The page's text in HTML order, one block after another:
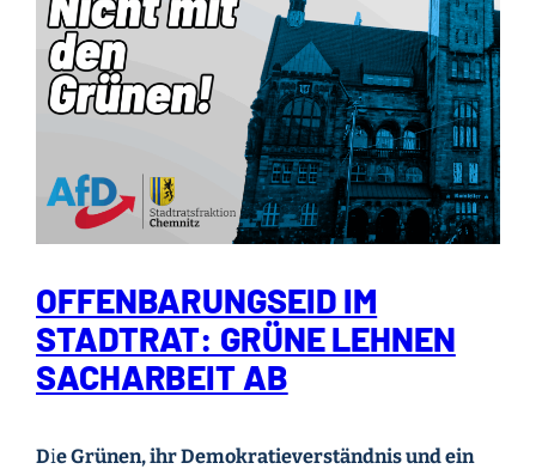
OFFENBARUNGSEID IM
STADTRAT: GRÜNE LEHNEN
SACHARBEIT AB
Die Grünen, ihr Demokratieverständnis und ein